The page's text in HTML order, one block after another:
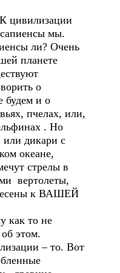
цивилизации
мы.
ли? Очень
планете
о
будем и о
пчелах, или,
. Но
или дикари с
океане,
стрелы в
вертолеты,
к ВАШЕЙ
как то не
этом.
– то. Вот